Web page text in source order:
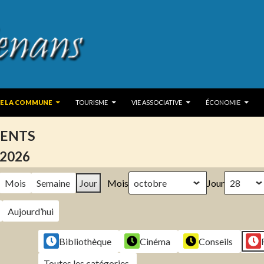
LA COMMUNE
TOURISME VIE ASSOCIATIVE ÉCONOMIE
Mois Semaine Jour Mois Jour
Aujourd’hui
Bibliothèque Cinéma Conseils